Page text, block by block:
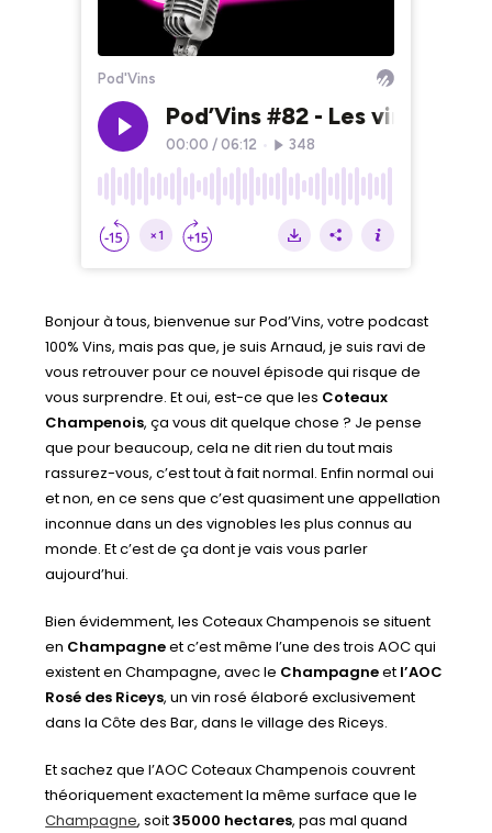
Bonjour à tous, bienvenue sur Pod’Vins, votre podcast
100% Vins, mais pas que, je suis Arnaud, je suis ravi de
vous retrouver pour ce nouvel épisode qui risque de
vous surprendre. Et oui, est-ce que les Coteaux
Champenois, ça vous dit quelque chose ? Je pense
que pour beaucoup, cela ne dit rien du tout mais
rassurez-vous, c’est tout à fait normal. Enfin normal oui
et non, en ce sens que c’est quasiment une appellation
inconnue dans un des vignobles les plus connus au
monde. Et c’est de ça dont je vais vous parler
aujourd’hui.
Bien évidemment, les Coteaux Champenois se situent
en Champagneet c’est même l’une des trois AOC qui
existent en Champagne, avec le Champagneet l’AOC
Rosé des Riceys, un vin rosé élaboré exclusivement
dans la Côte des Bar, dans le village des Riceys.
Et sachez que l’AOC Coteaux Champenois couvrent
théoriquement exactement la même surface que le
Champagne, soit35000 hectares, pas mal quand